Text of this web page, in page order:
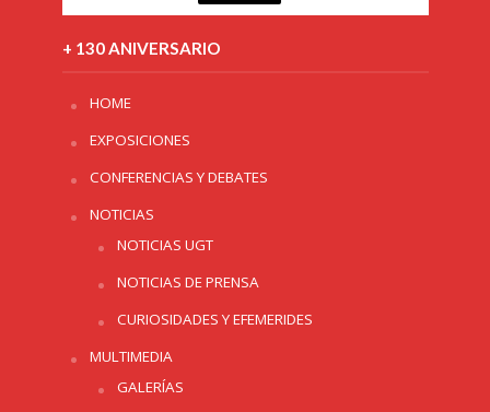
+ 130 ANIVERSARIO
HOME
EXPOSICIONES
CONFERENCIAS Y DEBATES
NOTICIAS
NOTICIAS UGT
NOTICIAS DE PRENSA
CURIOSIDADES Y EFEMERIDES
MULTIMEDIA
GALERÍAS